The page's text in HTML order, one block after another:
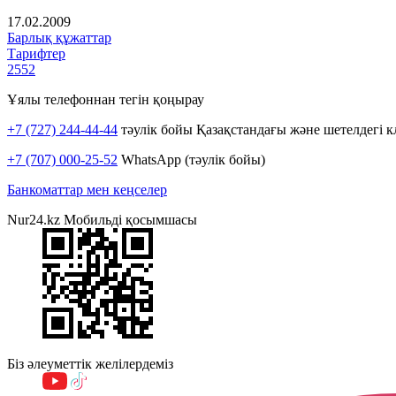
17.02.2009
Барлық құжаттар
Тарифтер
2552
Ұялы телефоннан тегін қоңырау
+7 (727) 244-44-44 тәулік бойы Қазақстандағы және шетелдегі
+7 (707) 000-25-52 WhatsApp (тәулік бойы)
Банкоматтар мен кеңселер
Nur24.kz Мобильді қосымшасы
Біз әлеуметтік желілердеміз